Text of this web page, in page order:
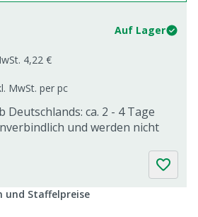
Auf Lager
4,22 €
MwSt. per pc
ca. 2 - 4 Tage
und werden nicht
und Staffelpreise